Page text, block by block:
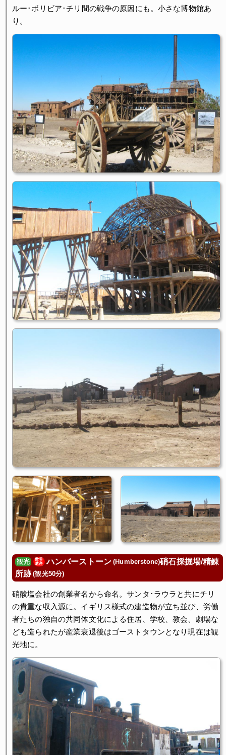
ルー･ボリビア･チリ間の戦争の原因にも。小さな博物館あ
り。
観光
世界
遺産
ハンバーストーン (Humberstone)硝石採掘場/精錬
所跡 (観光50分)
硝酸塩会社の創業者名から命名。サンタ･ラウラと共にチリ
の貴重な収入源に。イギリス様式の建造物が立ち並び、労働
者たちの独自の共同体文化による住居、学校、教会、劇場な
ども造られたが産業衰退後はゴーストタウンとなり現在は観
光地に。